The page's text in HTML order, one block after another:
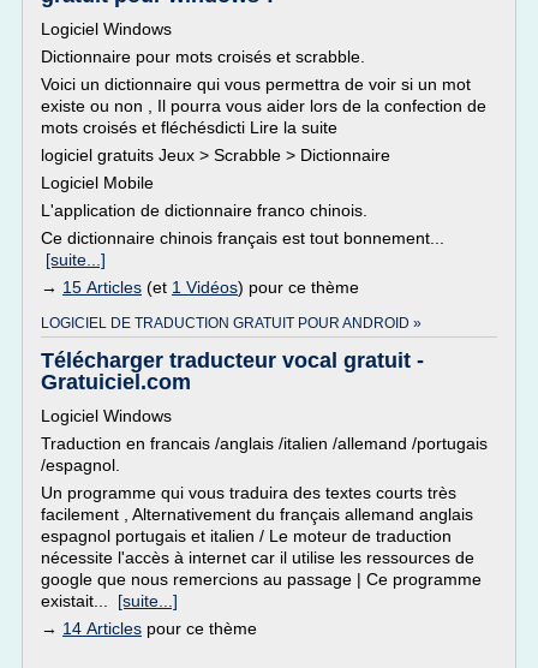
Logiciel Windows
Dictionnaire pour mots croisés et scrabble.
Voici un dictionnaire qui vous permettra de voir si un mot
existe ou non , Il pourra vous aider lors de la confection de
mots croisés et fléchésdicti Lire la suite
logiciel gratuits Jeux > Scrabble > Dictionnaire
Logiciel Mobile
L'application de dictionnaire franco chinois.
Ce dictionnaire chinois français est tout bonnement...
[suite...]
→ 15 Articles (et 1 Vidéos) pour ce thème
LOGICIEL DE TRADUCTION GRATUIT POUR ANDROID »
Télécharger traducteur vocal gratuit -
Gratuiciel.com
Logiciel Windows
Traduction en francais /anglais /italien /allemand /portugais
/espagnol.
Un programme qui vous traduira des textes courts très
facilement , Alternativement du français allemand anglais
espagnol portugais et italien / Le moteur de traduction
nécessite l'accès à internet car il utilise les ressources de
google que nous remercions au passage | Ce programme
existait... [suite...]
→ 14 Articles pour ce thème